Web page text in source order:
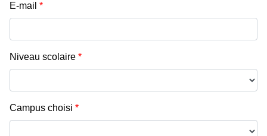
E-mail *
Niveau scolaire *
Campus choisi *